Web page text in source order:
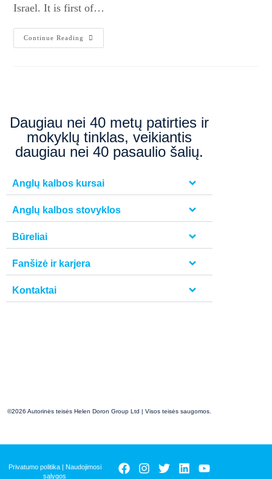
Israel. It is first of…
Continue Reading
Daugiau nei 40 metų patirties ir
mokyklų tinklas, veikiantis
daugiau nei 40 pasaulio šalių.
Anglų kalbos kursai
Anglų kalbos stovyklos
Būreliai
Fanšizė ir karjera
Kontaktai
©2026 Autorinės teisės Helen Doron Group Ltd | Visos teisės saugomos.
Privatumo politika|
Naudojimosi
sąlygos